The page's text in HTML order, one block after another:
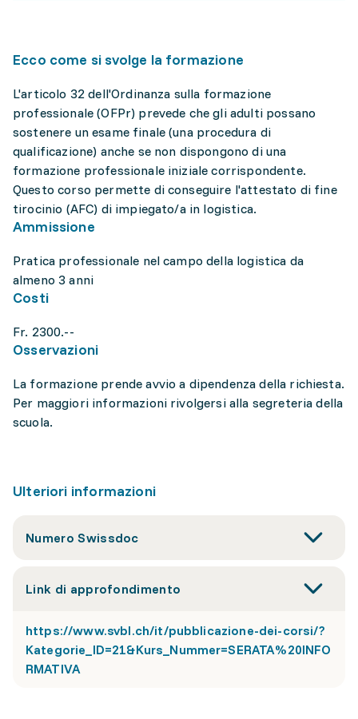
Ecco come si svolge la formazione
L'articolo 32 dell'Ordinanza sulla formazione
professionale (OFPr) prevede che gli adulti possano
sostenere un esame finale (una procedura di
qualificazione) anche se non dispongono di una
formazione professionale iniziale corrispondente.
Questo corso permette di conseguire l'attestato di fine
tirocinio (AFC) di impiegato/a in logistica.
Ammissione
Pratica professionale nel campo della logistica da
almeno 3 anni
Costi
Fr. 2300.--
Osservazioni
La formazione prende avvio a dipendenza della richiesta.
Per maggiori informazioni rivolgersi alla segreteria della
scuola.
Ulteriori informazioni
Numero Swissdoc
Link di approfondimento
https://www.svbl.ch/it/pubblicazione-dei-corsi/?
Kategorie_ID=21&Kurs_Nummer=SERATA%20INFO
RMATIVA